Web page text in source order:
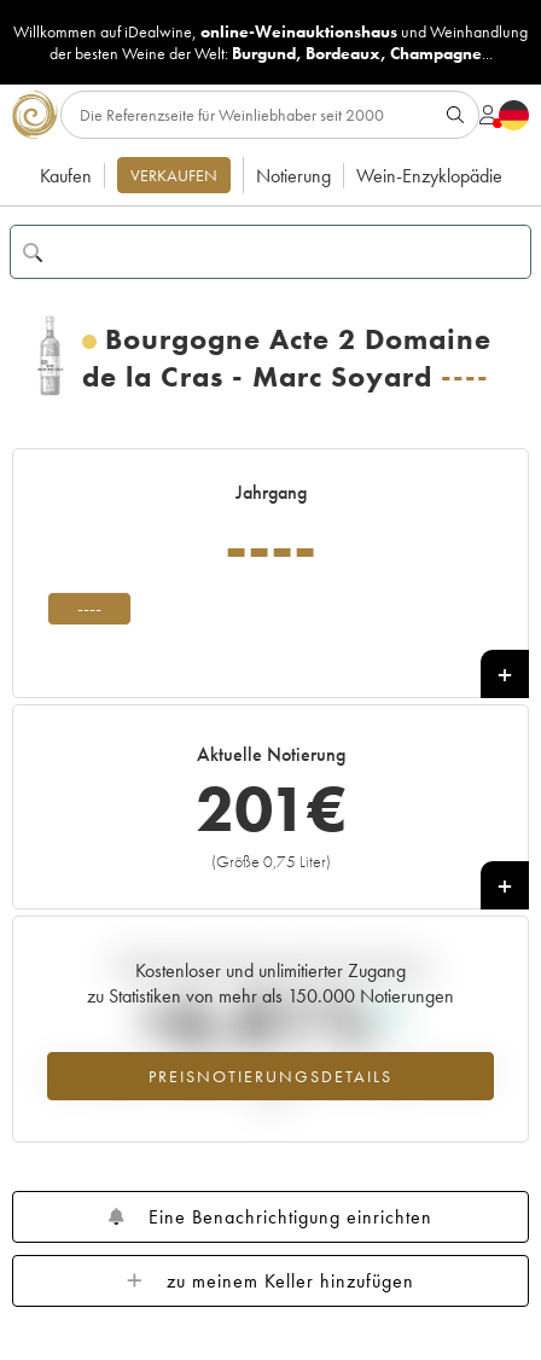
Willkommen auf iDealwine, online-Weinauktionshaus undWeinhandlung
der besten Weine der Welt: Burgund, Bordeaux, Champagne...
Kaufen VERKAUFEN Notierung Wein-Enzyklopädie
Bourgogne Acte 2 Domaine
de la Cras - Marc Soyard ----
Jahrgang
----
----
Aktuelle Notierung
201€
(Größe 0,75 Liter)
+
Kostenloser und unlimitierter Zugang
zu Statistiken von mehr als 150.000 Notierungen
PREISNOTIERUNGSDETAILS
Aktuelle Entwicklung der Preisnotierung
+6.81%
Preisanstiegs des Jahrgangs ---- im Jahr 2026 im Vergleich zum Jahr
Eine Benachrichtigung einrichten
zu meinem Keller hinzufügen